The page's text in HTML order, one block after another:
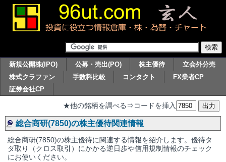
新規公開株(IPO) 公募・売出(PO) 株主優待
立会外分売
株式クラファン
手数料比較 コンタクト
FX業者CP
証券会社CP
★他の銘柄を調べる⇒コードを挿入
総合商研(7850)の株主優待関連情報
総合商研(7850)の株主優待に関連する情報を紹介します。優待タ
ダ取り（クロス取引）にかかる逆日歩や信用規制情報のチェック
にお使いください。